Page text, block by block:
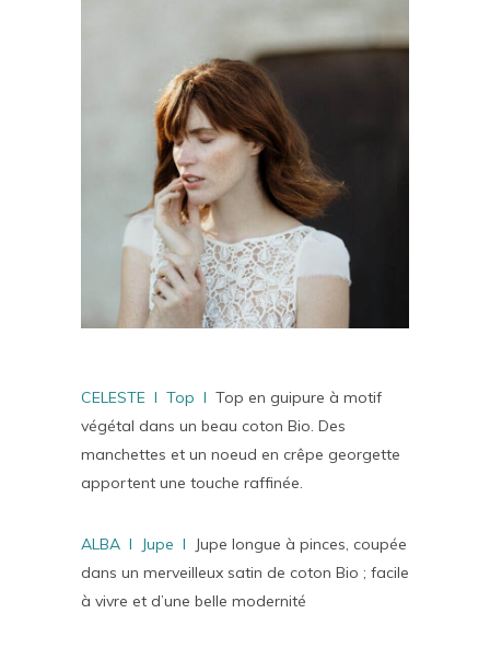
CELESTE I Top I Top en guipure à motif
végétal dans un beau coton Bio. Des
manchettes et un noeud en crêpe georgette
apportent une touche raffinée.
ALBA I Jupe I
Jupe longue à pinces, coupée
dans un merveilleux satin de coton Bio ; facile
à vivre et d’une belle modernité